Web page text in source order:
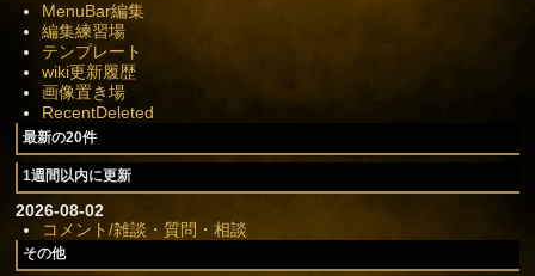
MenuBar編集
編集練習場
テンプレート
wiki更新履歴
画像置き場
RecentDeleted
最新の20件
1週間以内に更新
2026-08-02
コメント/雑談・質問・相談
その他